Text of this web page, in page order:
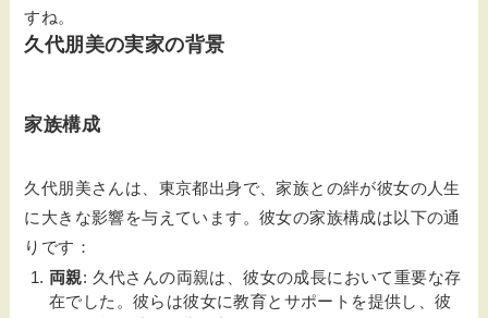
すね。
久代朋美の実家の背景
家族構成
久代朋美さんは、東京都出身で、家族との絆が彼女の人生
に大きな影響を与えています。彼女の家族構成は以下の通
りです：
両親: 久代さんの両親は、彼女の成長において重要な存
在でした。彼らは彼女に教育とサポートを提供し、彼